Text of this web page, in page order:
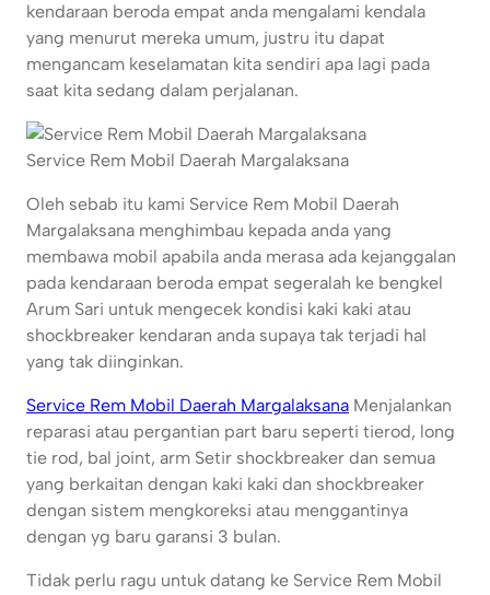
kendaraan beroda empat anda mengalami kendala
yang menurut mereka umum, justru itu dapat
mengancam keselamatan kita sendiri apa lagi pada
saat kita sedang dalam perjalanan.
Service Rem Mobil Daerah Margalaksana
Oleh sebab itu kami Service Rem Mobil Daerah
Margalaksana menghimbau kepada anda yang
membawa mobil apabila anda merasa ada kejanggalan
pada kendaraan beroda empat segeralah ke bengkel
Arum Sari untuk mengecek kondisi kaki kaki atau
shockbreaker kendaran anda supaya tak terjadi hal
yang tak diinginkan.
Service Rem Mobil Daerah Margalaksana Menjalankan
reparasi atau pergantian part baru seperti tierod, long
tie rod, bal joint, arm Setir shockbreaker dan semua
yang berkaitan dengan kaki kaki dan shockbreaker
dengan sistem mengkoreksi atau menggantinya
dengan yg baru garansi 3 bulan.
Tidak perlu ragu untuk datang ke Service Rem Mobil